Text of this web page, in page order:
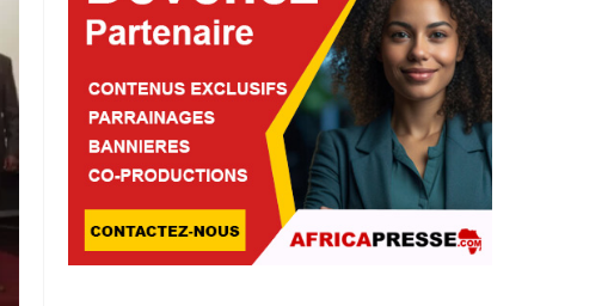
REMANIEMENT
CAMEROUN : CINQ
EN L’ABSENCE DE PAUL BIYA